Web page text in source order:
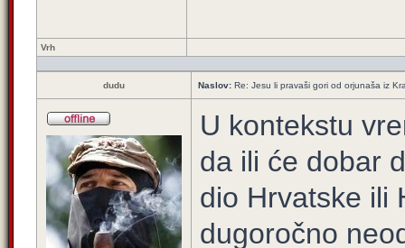
Vrh
dudu Naslov: Re: Jesu li pravaši gori od orjunaša iz
U kontekstu
da ili će dobar
dio Hrvatske ili
dugoročno